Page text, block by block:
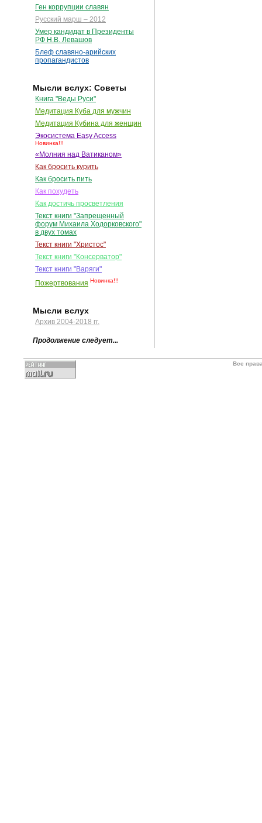
Ген коррупции славян
Русский марш – 2012
Умер кандидат в Президенты
РФ Н.В. Левашов
Блеф славяно-арийских
пропагандистов
Мысли вслух: Советы
Книга "Веды Руси"
Медитация Куба для мужчин
Медитация Кубина для женщин
Экосистема Easy Access
Новинка!!!
«Молния над Ватиканом»
Как бросить курить
Как бросить пить
Как похудеть
Как достичь просветления
Текст книги "Запрещенный
форум Михаила Ходорковского"
в двух томах
Текст книги "Христос"
Текст книги "Консерватор"
Текст книги "Варяги"
Пожертвования Новинка!!!
Мысли вслух
Архив 2004-2018 гг.
Продолжение следует...
Все